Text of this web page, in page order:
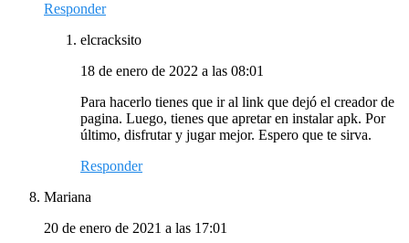
Responder
elcracksito
18 de enero de 2022 a las 08:01
Para hacerlo tienes que ir al link que dejó el creador de
pagina. Luego, tienes que apretar en instalar apk. Por
último, disfrutar y jugar mejor. Espero que te sirva.
Responder
Mariana
20 de enero de 2021 a las 17:01